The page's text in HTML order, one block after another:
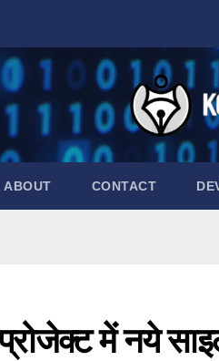
ABOUT CONTACT
में नये